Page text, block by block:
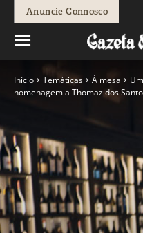
Anuncie Connosco
Início Temáticas À mesa
homenagem a Thomaz dos